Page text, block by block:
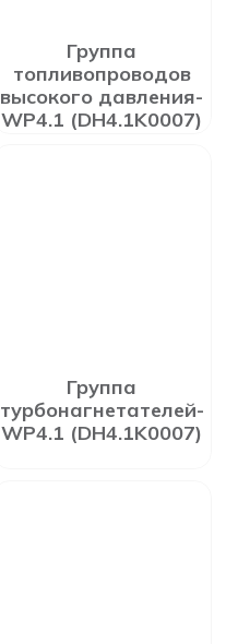
Группа
топливопроводов
высокого давления-
WP4.1 (DH4.1K0007)
Группа
турбонагнетателей-
WP4.1 (DH4.1K0007)